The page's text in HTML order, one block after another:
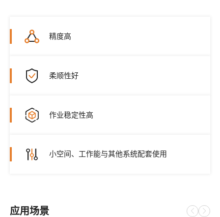
精度高
柔顺性好
作业稳定性高
小空间、工作能与其他系统配套使用
应用场景